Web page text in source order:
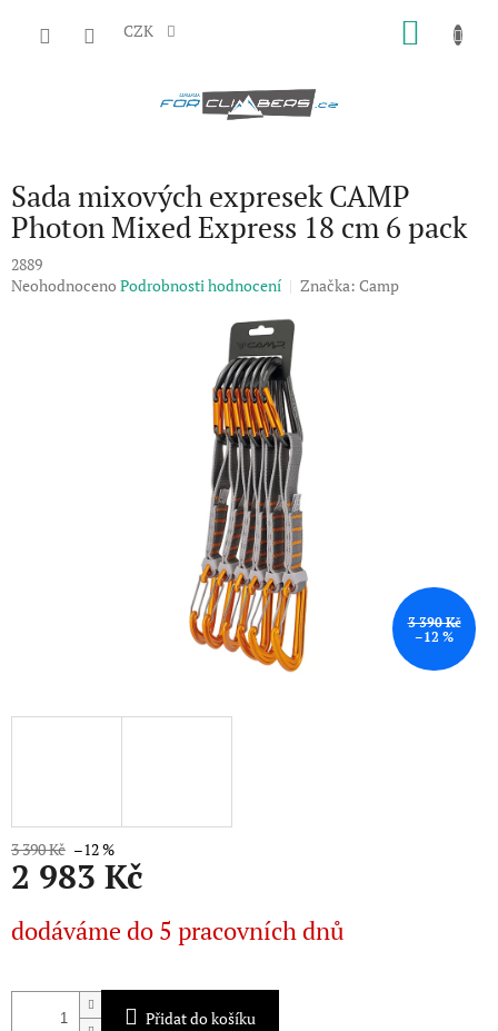
CZK
Sada mixových expresek CAMP
Photon Mixed Express 18 cm 6 pack
2889
Průměrné
Neohodnoceno Podrobnosti hodnocení Značka: Camp
3 390 Kč
–12 %
3 390 Kč –12 %
2 983 Kč
cena:
dodáváme do 5 pracovních dnů
Přidat do košíku